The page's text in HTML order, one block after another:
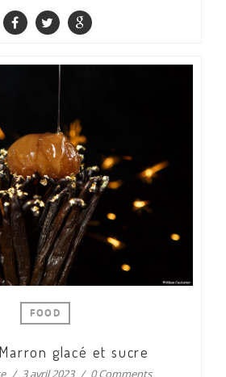
FOOD
glacé et sucre
3 avril 2023 0 Comments